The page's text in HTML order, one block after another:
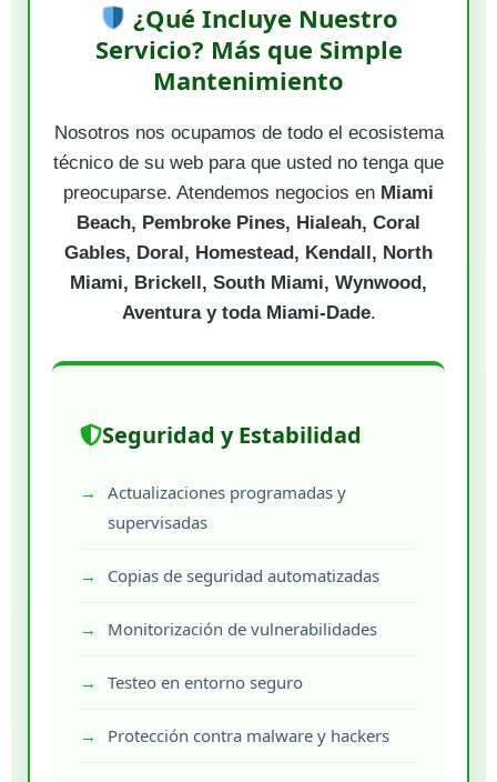
¿Qué Incluye Nuestro
Servicio? Más que Simple
Mantenimiento
Nosotros nos ocupamos de todo el ecosistema
técnico de su web para que usted no tenga que
preocuparse. Atendemos negocios en Miami
Beach, Pembroke Pines, Hialeah, Coral
Gables, Doral, Homestead, Kendall, North
Miami, Brickell, South Miami, Wynwood,
Aventura y toda Miami-Dade.
Seguridad y Estabilidad
Actualizaciones programadas y
supervisadas
Copias de seguridad automatizadas
Monitorización de vulnerabilidades
Testeo en entorno seguro
Protección contra malware y hackers